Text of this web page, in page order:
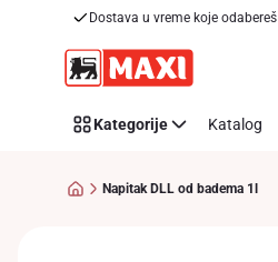
Dostava u vreme koje odabereš
Kategorije Katalog
Napitak DLL od badema 1l